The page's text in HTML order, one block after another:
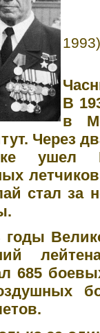
1993)
В
в
Через
ушел
стал за
годы
685